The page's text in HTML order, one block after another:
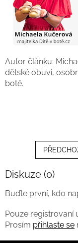
Autor článku:
dětské obuvi,
botě.
Diskuze (0)
Buďte první, kdo
Pouze registrovaní
Prosím přihlaste se